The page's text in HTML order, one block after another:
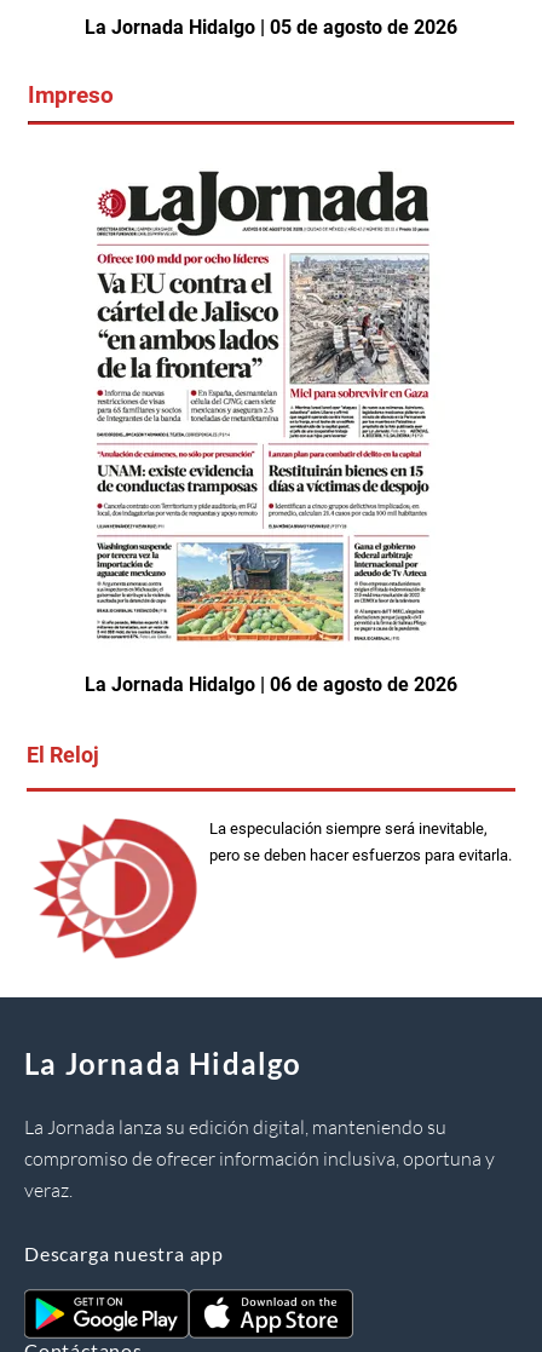
La Jornada Hidalgo | 05 de agosto de 2026
Impreso
La Jornada Hidalgo | 06 de agosto de 2026
El Reloj
La especulación siempre será inevitable,
pero se deben hacer esfuerzos para evitarla.
La Jornada Hidalgo
La Jornada lanza su edición digital, manteniendo su
compromiso de ofrecer información inclusiva, oportuna y
veraz.
Descarga nuestra app